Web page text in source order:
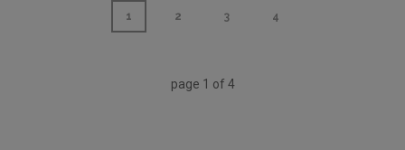
1 2 3 4
page 1 of 4